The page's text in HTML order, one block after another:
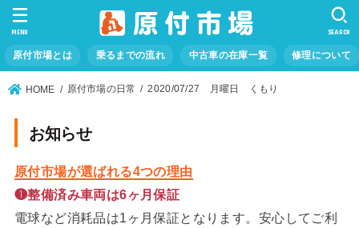
原付市場とは 乗るまでの流れ 中古車の在庫一覧 修理について
SEARCH
MENU
HOME 原付市場の日常 2020/07/27 月曜日 くもり
お知らせ
原付市場が選ばれる4つの理由
❶整備済み車両は6ヶ月保証
電球など消耗品は1ヶ月保証となります。安心してご利